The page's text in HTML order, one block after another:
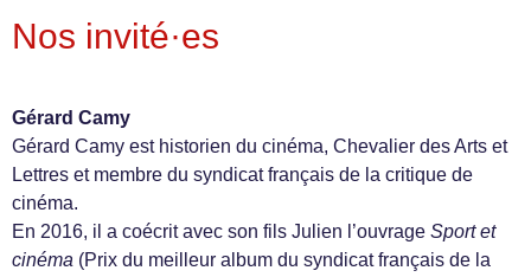
Nos invité·es
Gérard Camy
Gérard Camy est historien du cinéma, Chevalier des Arts et
Lettres et membre du syndicat français de la critique de
cinéma.
En 2016, il a coécrit avec son fils Julien l’ouvrage Sport et
cinéma (Prix du meilleur album du syndicat français de la